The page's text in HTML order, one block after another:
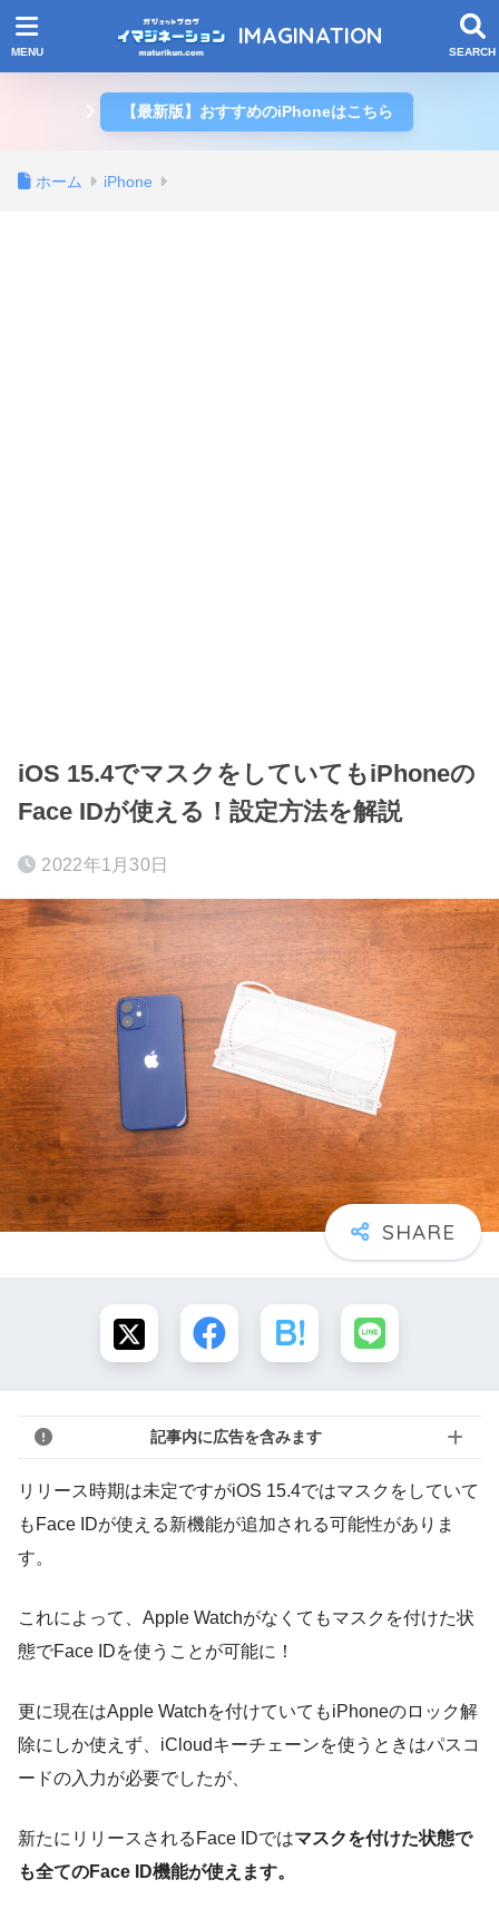
IMAGINATION
【最新版】おすすめのiPhoneはこちら
ホーム iPhone
iOS 15.4でマスクをしていてもiPhoneの
Face IDが使える！設定方法を解説
2022年1月30日
記事内に広告を含みます
リリース時期は未定ですがiOS 15.4ではマスクをしていて
もFace IDが使える新機能が追加される可能性がありま
す。
これによって、Apple Watchがなくてもマスクを付けた状
態でFace IDを使うことが可能に！
更に現在はApple Watchを付けていてもiPhoneのロック解
除にしか使えず、iCloudキーチェーンを使うときはパスコ
ードの入力が必要でしたが、
新たにリリースされるFace IDではマスクを付けた状態で
も全てのFace ID機能が使えます。